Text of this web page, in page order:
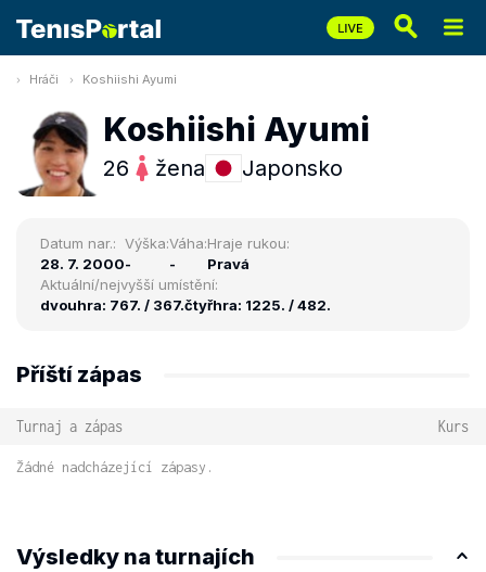
Hráči Koshiishi Ayumi
Koshiishi Ayumi
26 žena Japonsko
Datum nar.:
28. 7. 2000
Výška:
-
Váha:
-
Hraje rukou:
Pravá
Aktuální/nejvyšší umístění:
dvouhra: 767. / 367.čtyřhra: 1225. / 482.
Příští zápas
Turnaj a zápas Kurs
Žádné nadcházející zápasy.
Výsledky na turnajích